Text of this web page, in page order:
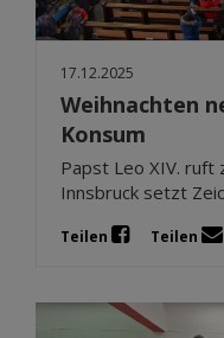
17.12.2025
Weihnachten
Konsum
Papst Leo XIV. ruft
Innsbruck setzt
Teilen Teilen